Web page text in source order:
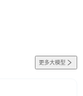
更多大模型